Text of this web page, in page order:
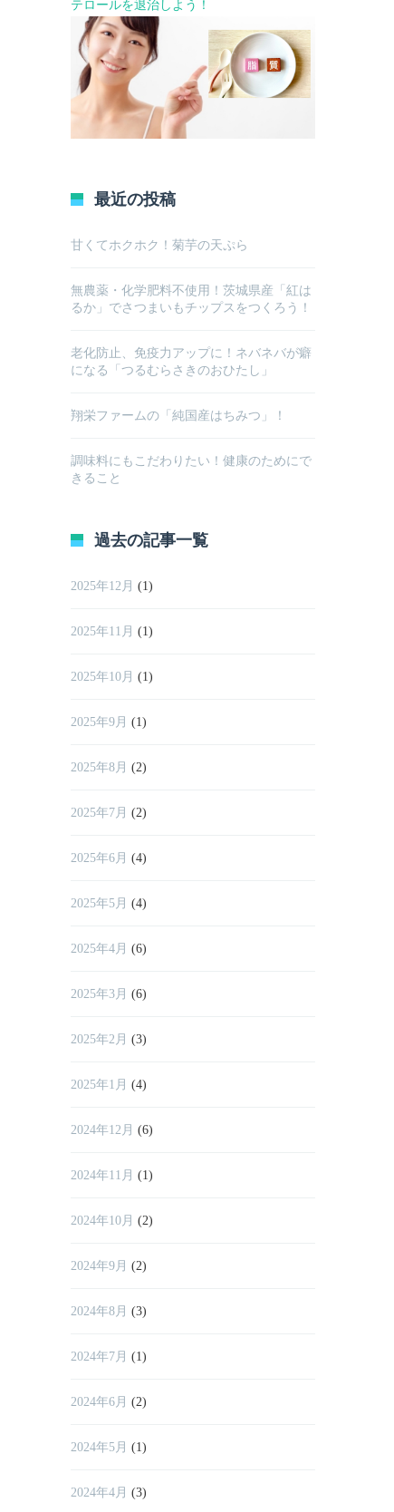
テロールを退治しよう！
最近の投稿
甘くてホクホク！菊芋の天ぷら
無農薬・化学肥料不使用！茨城県産「紅は
るか」でさつまいもチップスをつくろう！
老化防止、免疫力アップに！ネバネバが癖
になる「つるむらさきのおひたし」
翔栄ファームの「純国産はちみつ」！
調味料にもこだわりたい！健康のためにで
きること
過去の記事一覧
2025年12月 (1)
2025年11月 (1)
2025年10月 (1)
2025年9月 (1)
2025年8月 (2)
2025年7月 (2)
2025年6月 (4)
2025年5月 (4)
2025年4月 (6)
2025年3月 (6)
2025年2月 (3)
2025年1月 (4)
2024年12月 (6)
2024年11月 (1)
2024年10月 (2)
2024年9月 (2)
2024年8月 (3)
2024年7月 (1)
2024年6月 (2)
2024年5月 (1)
2024年4月 (3)